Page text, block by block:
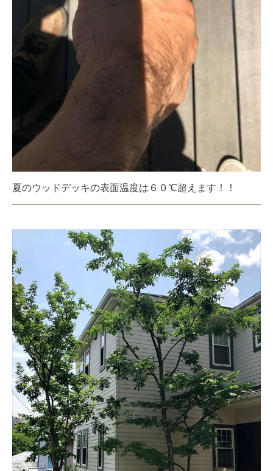
夏のウッドデッキの表面温度は６０℃超えます！！